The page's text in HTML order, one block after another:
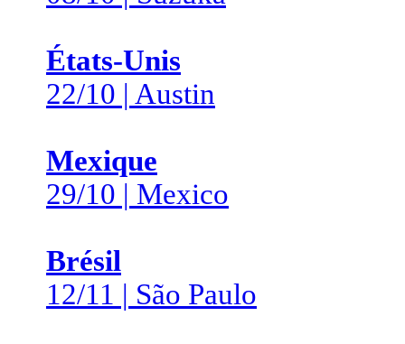
États-Unis
22/10 | Austin
Mexique
29/10 | Mexico
Brésil
12/11 | São Paulo